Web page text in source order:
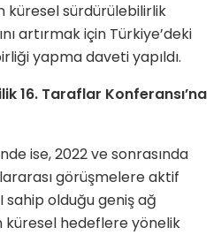
küresel sürdürülebilirlik
artırmak için Türkiye’deki
yapma daveti yapıldı.
16. Taraflar Konferansı’na
ise, 2022 ve sonrasında
görüşmelere aktif
sahip olduğu geniş ağ
küresel hedeflere yönelik